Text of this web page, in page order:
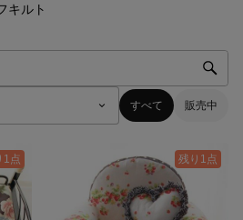
キルト
すべて 販売中
1点 残り1点